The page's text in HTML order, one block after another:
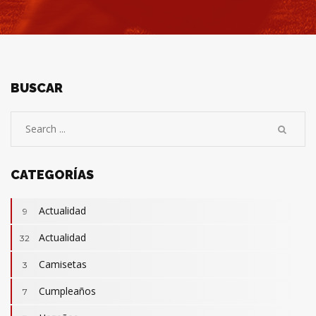
BUSCAR
CATEGORÍAS
9 Actualidad
32 Actualidad
3 Camisetas
7 Cumpleaños